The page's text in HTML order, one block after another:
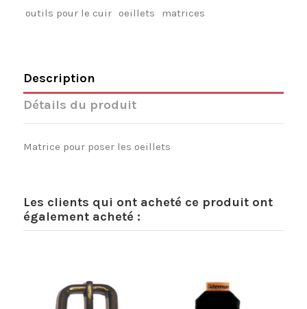
outils pour le cuir oeillets matrices
Description
Détails du produit
Matrice pour poser les oeillets
Les clients qui ont acheté ce produit ont
également acheté :